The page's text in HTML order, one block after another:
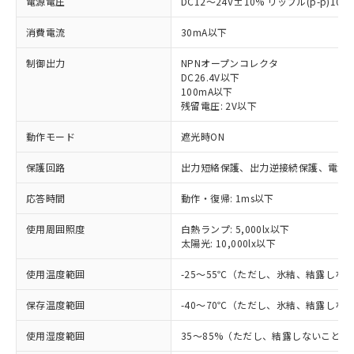
消費電流 30mA以下
制御出力
NPNオープンコレクタ
DC26.4V以下
100mA以下
残留電圧: 2V以下
動作モード 遮光時ON
保護回路 出力短絡保護、出力逆接続保護、電源
応答時間 動作・復帰: 1ms以下
使用周囲照度
白熱ランプ: 5,000lx以下
太陽光: 10,000lx以下
使用温度範囲 -25～55℃（ただし、氷結、結露しな
保存温度範囲 -40～70℃（ただし、氷結、結露しな
使用湿度範囲 35～85%（ただし、結露しないこと）
ご利用条件
※1 対応状況
対応済み：EU RoHS指令（10物質）の
非含有に対応した製品が提供可能な商品で
対応予定：EU RoHS指令（10物質）の非含
有に対応した製品に切り替える予定のある